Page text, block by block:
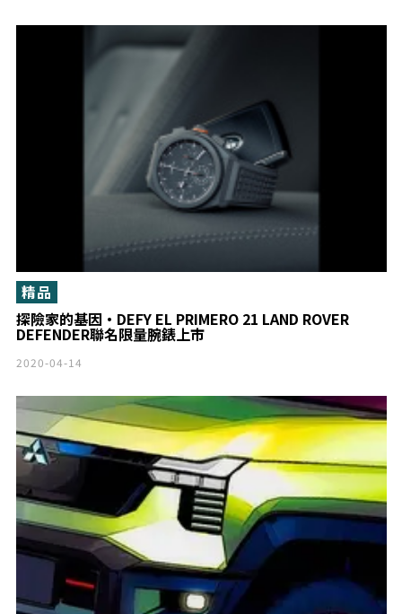
探險家的基因‧DEFY EL PRIMERO 21 LAND ROVER
DEFENDER聯名限量腕錶上市
精品
2020-04-14